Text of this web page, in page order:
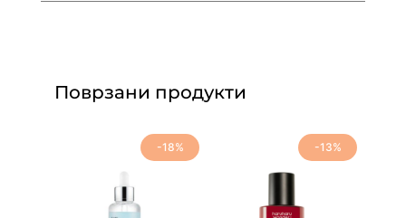
Поврзани продукти
-18% -13%